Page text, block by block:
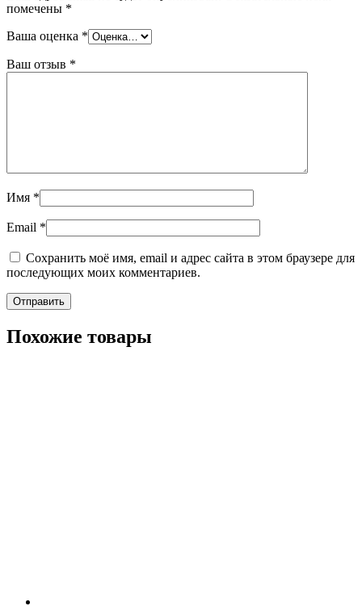
помечены *
Ваша оценка *
Ваш отзыв *
Имя *
Email *
Сохранить моё имя, email и адрес сайта в этом браузере для
последующих моих комментариев.
Похожие товары